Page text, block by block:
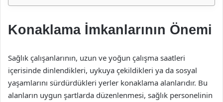
Konaklama İmkanlarının Önemi
Sağlık çalışanlarının, uzun ve yoğun çalışma saatleri
içerisinde dinlendikleri, uykuya çekildikleri ya da sosyal
yaşamlarını sürdürdükleri yerler konaklama alanlarıdır. Bu
alanların uygun şartlarda düzenlenmesi, sağlık personelinin